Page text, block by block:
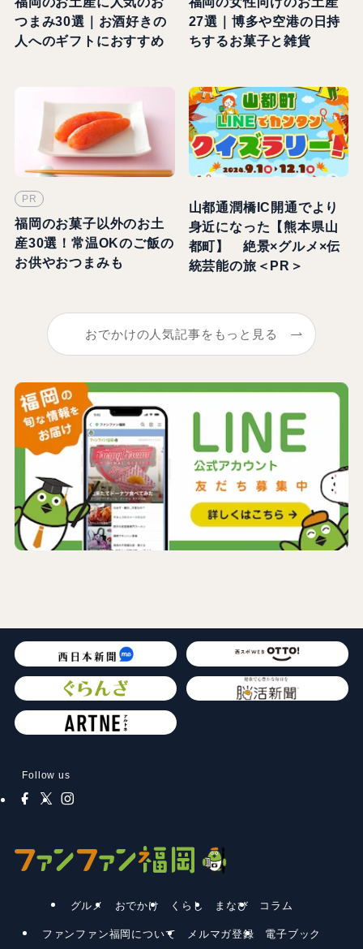
つまみ30選｜お酒好きの
人へのギフトにおすすめ
27選｜博多や空港の日持
ちするお菓子と雑貨
PR
福岡のお菓子以外のお土
産30選！常温OKのご飯の
お供やおつまみも
山都通潤橋IC開通でより
身近になった【熊本県山
都町】 絶景×グルメ×伝
統芸能の旅＜PR＞
おでかけの人気記事をもっと見る
Follow us
グルメ おでかけ くらし まなび コラム
ファンファン福岡について メルマガ登録 電子ブック